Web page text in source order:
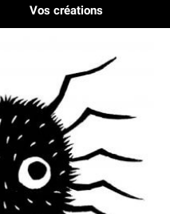
Vos créations